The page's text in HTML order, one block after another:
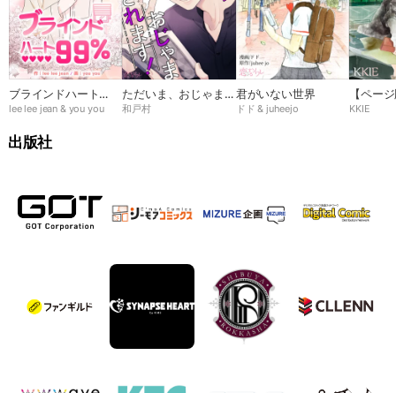
ブラインドハート
99％
lee lee jean & you you
ただいま、おじゃまさ
れます！
和戸村
君がいない世界
ドド & juheejo
【ペー
夜
KKIE
出版社